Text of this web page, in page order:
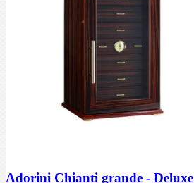
Adorini Chianti grande - Deluxe